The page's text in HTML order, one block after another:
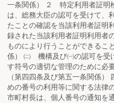
一条関係） ２ 特定利用者証明
は、総務大臣の認可を受けて、
たことの確認を当該利用者証明
録された当該利用者証明利用者
ものにより行うことができるこ
係） ㈡ 機構及び㈠の認可を受
す符号の適切な管理のために必
（第四四条及び第五一条関係
めの番号の利用等に関する法
市町村長は、個人番号の通知を